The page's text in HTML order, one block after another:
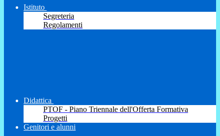
Istituto
Segreteria
Regolamenti
Didattica
PTOF - Piano Triennale dell'Offerta Formativa
Progetti
Genitori e alunni